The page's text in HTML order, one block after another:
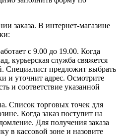
заказа. В интернет-магазине
с 9.00 до 19.00. Когда
курьерская служба свяжется
Специалист предложит выбрать
и уточнит адрес. Осмотрите
и соответствие указанной
Список торговых точек для
Когда заказ поступит на
Для получения заказа
в кассовой зоне и назовите